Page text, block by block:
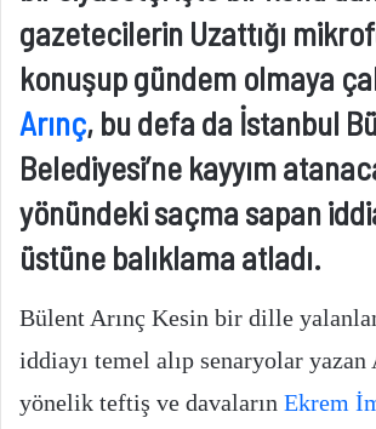
gazetecilerin Uzattığı
konuşup gündem olmaya
Arınç, bu defa da İstanbul
Belediyesi’ne kayyım
yönündeki saçma sapan
üstüne balıklama atladı.
Bülent Arınç Kesin bir dille
iddiayı temel alıp senaryolar yazan
yönelik teftiş ve davaların Ekrem